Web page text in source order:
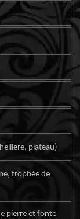
plateau)
trophée de
pierre et fonte